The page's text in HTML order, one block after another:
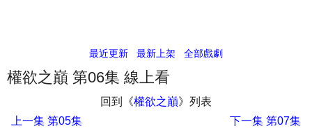
最近更新 最新上架 全部戲劇
權欲之巔 第06集 線上看
回到《權欲之巔》列表
上一集 第05集 下一集第07集